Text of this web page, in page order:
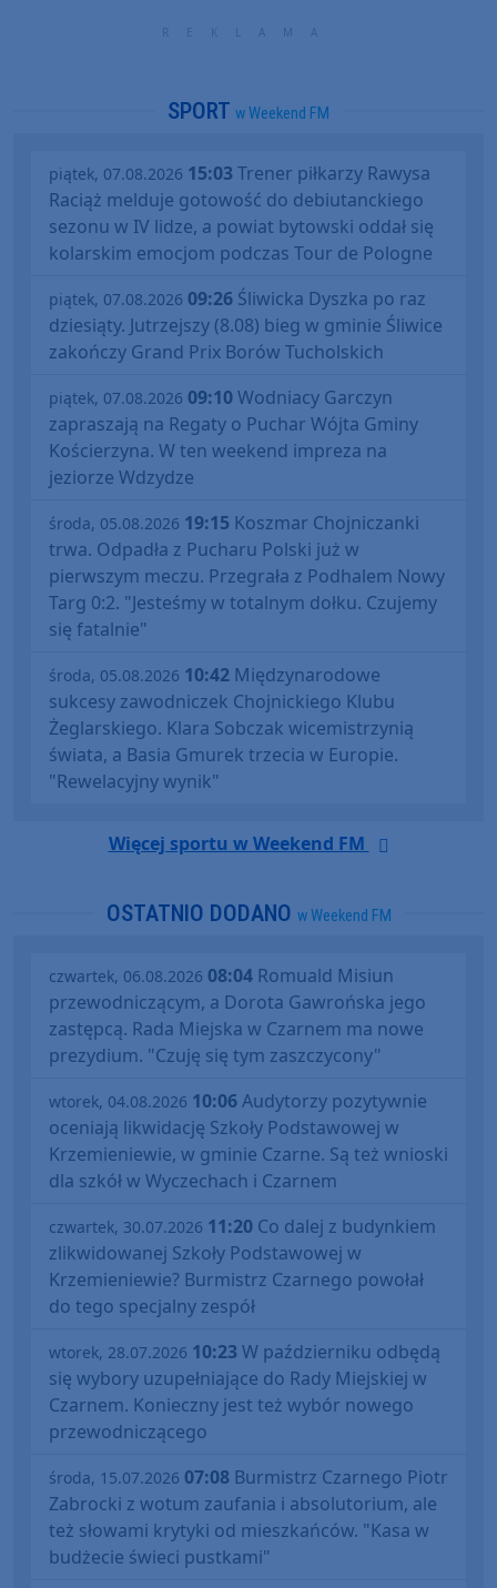
SPORT w Weekend FM
piątek, 07.08.2026 15:03Trener piłkarzy Rawysa
Raciąż melduje gotowość do debiutanckiego
sezonu w IV lidze, a powiat bytowski oddał się
kolarskim emocjom podczas Tour de Pologne
piątek, 07.08.2026 09:26 Śliwicka Dyszka po raz
dziesiąty. Jutrzejszy (8.08) bieg w gminie Śliwice
zakończy Grand Prix Borów Tucholskich
piątek, 07.08.2026 09:10Wodniacy Garczyn
zapraszają na Regaty o Puchar Wójta Gminy
Kościerzyna. W ten weekend impreza na
jeziorze Wdzydze
środa, 05.08.2026 19:15 Koszmar Chojniczanki
trwa. Odpadła z Pucharu Polski już w
pierwszym meczu. Przegrała z Podhalem Nowy
Targ 0:2. "Jesteśmy w totalnym dołku. Czujemy
się fatalnie"
środa, 05.08.2026 10:42 Międzynarodowe
sukcesy zawodniczek Chojnickiego Klubu
Żeglarskiego. Klara Sobczak wicemistrzynią
świata, a Basia Gmurek trzecia w Europie.
"Rewelacyjny wynik"
Więcej sportu w Weekend FM
OSTATNIO DODANO w Weekend FM
czwartek, 06.08.2026 08:04 Romuald Misiun
przewodniczącym, a Dorota Gawrońska jego
zastępcą. Rada Miejska w Czarnem ma nowe
prezydium. "Czuję się tym zaszczycony"
wtorek, 04.08.2026 10:06Audytorzy pozytywnie
oceniają likwidację Szkoły Podstawowej w
Krzemieniewie, w gminie Czarne. Są też wnioski
dla szkół w Wyczechach i Czarnem
czwartek, 30.07.2026 11:20 Co dalej z budynkiem
zlikwidowanej Szkoły Podstawowej w
Krzemieniewie? Burmistrz Czarnego powołał
do tego specjalny zespół
wtorek, 28.07.2026 10:23W październiku odbędą
się wybory uzupełniające do Rady Miejskiej w
Czarnem. Konieczny jest też wybór nowego
przewodniczącego
środa, 15.07.2026 07:08 Burmistrz Czarnego Piotr
Zabrocki z wotum zaufania i absolutorium, ale
też słowami krytyki od mieszkańców. "Kasa w
budżecie świeci pustkami"